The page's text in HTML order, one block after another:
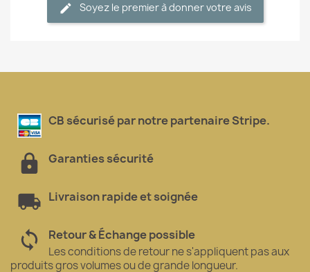
Soyez le premier à donner votre avis
CB sécurisé par notre partenaire Stripe.
Garanties sécurité
Livraison rapide et soignée
Retour & Échange possible
Les conditions de retour ne s'appliquent pas aux
produits gros volumes ou de grande longueur.